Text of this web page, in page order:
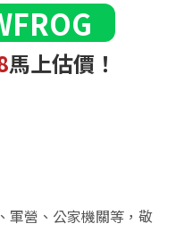
馬上估價！
軍營、公家機關等，敬